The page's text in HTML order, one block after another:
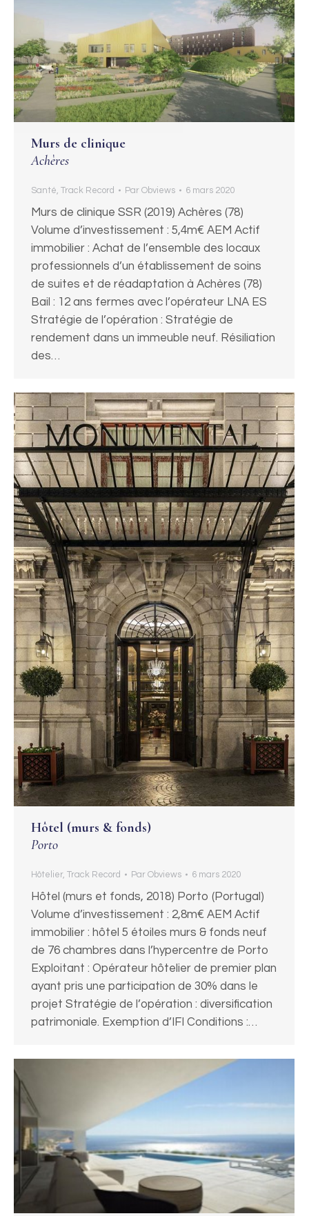
Murs de clinique
Achères
Santé, Track Record Par Obviews 6 mars 2020
Murs de clinique SSR (2019) Achères (78)
Volume d’investissement : 5,4m€ AEM Actif
immobilier : Achat de l’ensemble des locaux
professionnels d’un établissement de soins
de suites et de réadaptation à Achères (78)
Bail : 12 ans fermes avec l’opérateur LNA ES
Stratégie de l’opération : Stratégie de
rendement dans un immeuble neuf. Résiliation
des…
Hôtel (murs & fonds)
Porto
Hôtelier, Track Record Par Obviews 6 mars 2020
Hôtel (murs et fonds, 2018) Porto (Portugal)
Volume d’investissement : 2,8m€ AEM Actif
immobilier : hôtel 5 étoiles murs & fonds neuf
de 76 chambres dans l’hypercentre de Porto
Exploitant : Opérateur hôtelier de premier plan
ayant pris une participation de 30% dans le
projet Stratégie de l’opération : diversification
patrimoniale. Exemption d’IFI Conditions :…